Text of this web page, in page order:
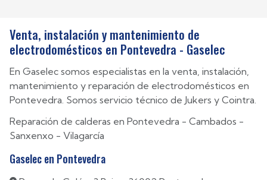
Venta, instalación y mantenimiento de
electrodomésticos en Pontevedra - Gaselec
En Gaselec somos especialistas en la venta, instalación,
mantenimiento y reparación de electrodomésticos en
Pontevedra. Somos servicio técnico de Jukers y Cointra.
Reparación de calderas en Pontevedra - Cambados -
Sanxenxo - Vilagarcía
Gaselec en Pontevedra